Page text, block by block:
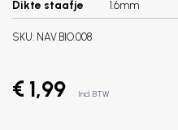
Dikte staafje
1.6mm
SKU: NAV.BIO.008
€ 1,99 Incl. BTW